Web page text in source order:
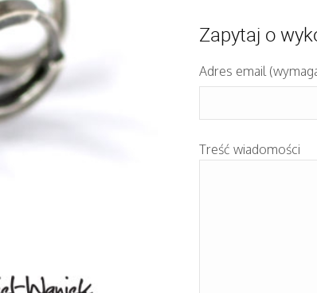
Zapytaj o
Adres email
Treść wiadomości